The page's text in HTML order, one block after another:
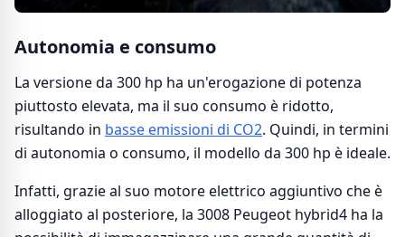
Autonomia e consumo
La versione da 300 hp ha un'erogazione di potenza
piuttosto elevata, ma il suo consumo è ridotto,
risultando in basse emissioni di CO2. Quindi, in termini
di autonomia o consumo, il modello da 300 hp è ideale.
Infatti, grazie al suo motore elettrico aggiuntivo che è
alloggiato al posteriore, la 3008 Peugeot hybrid4 ha la